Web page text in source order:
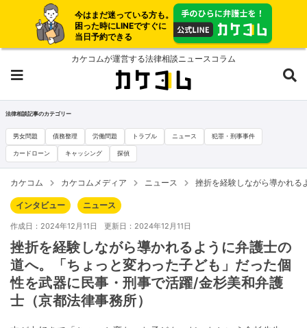
今はまだ迷っている方も。
困った時にLINEですぐに
当日予約できる
カケコムが運営する法律相談ニュースコラム
法律相談記事のカテゴリー
男女問題 債務整理 労働問題 トラブル ニュース 犯罪・刑事事件
カードローン キャッシング 探偵
カケコム カケコムメディア ニュース 挫折を経験しながら導かれる
インタビュー ニュース
作成日：2024年12月11日 更新日：2024年12月11日
挫折を経験しながら導かれるように弁護士の
道へ。「ちょっと変わった子ども」だった個
性を武器に民事・刑事で活躍/金杉美和弁護
士（京都法律事務所）